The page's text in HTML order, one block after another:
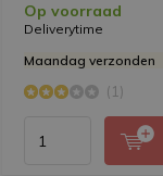
Op voorraad
Deliverytime
Maandag verzonden
(1)